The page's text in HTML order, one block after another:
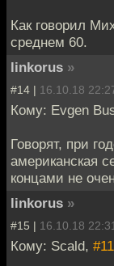
Как говорил
среднем 60.
linkorus »
#14 | 16.10.18
Кому: Evgen
Говорят, при
американская
концами не
linkorus »
#15 | 16.10.18 22:31
Кому: Scald, #11